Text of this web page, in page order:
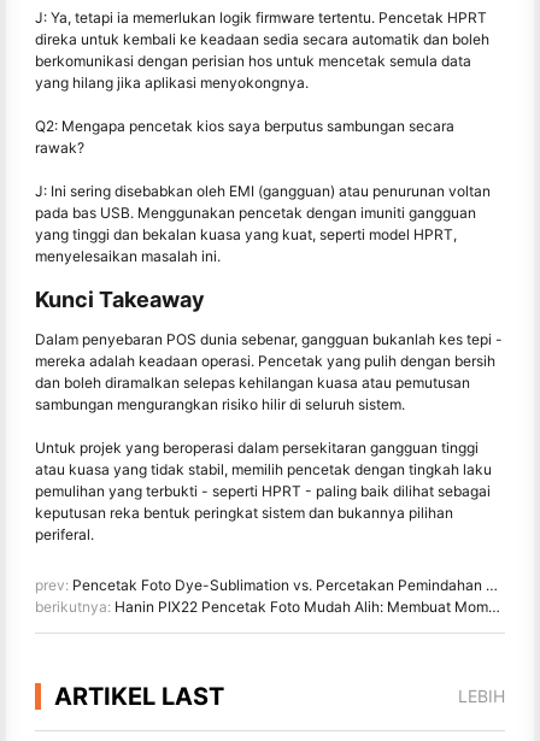
J: Ya, tetapi ia memerlukan logik firmware tertentu. Pencetak HPRT
direka untuk kembali ke keadaan sedia secara automatik dan boleh
berkomunikasi dengan perisian hos untuk mencetak semula data
yang hilang jika aplikasi menyokongnya.
Q2: Mengapa pencetak kios saya berputus sambungan secara
rawak?
J: Ini sering disebabkan oleh EMI (gangguan) atau penurunan voltan
pada bas USB. Menggunakan pencetak dengan imuniti gangguan
yang tinggi dan bekalan kuasa yang kuat, seperti model HPRT,
menyelesaikan masalah ini.
Kunci Takeaway
Dalam penyebaran POS dunia sebenar, gangguan bukanlah kes tepi -
mereka adalah keadaan operasi. Pencetak yang pulih dengan bersih
dan boleh diramalkan selepas kehilangan kuasa atau pemutusan
sambungan mengurangkan risiko hilir di seluruh sistem.
Untuk projek yang beroperasi dalam persekitaran gangguan tinggi
atau kuasa yang tidak stabil, memilih pencetak dengan tingkah laku
pemulihan yang terbukti - seperti HPRT - paling baik dilihat sebagai
keputusan reka bentuk peringkat sistem dan bukannya pilihan
periferal.
prev: Pencetak Foto Dye-Sublimation vs. Percetakan Pemindahan Sublimasi
berikutnya: Hanin PIX22 Pencetak Foto Mudah Alih: Membuat Momen Harian Ternyata
ARTIKEL LAST LEBIH